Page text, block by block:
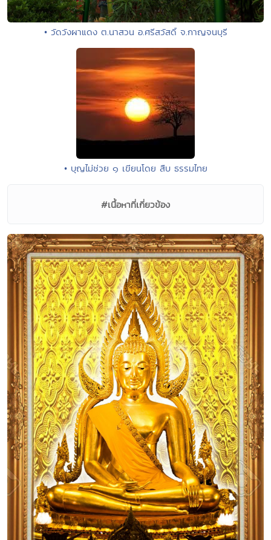
• วัดวังผาแดง ต.นาสวน อ.ศรีสวัสดิ์ จ.กาญจนบุรี
• บุญไม่ช่วย ๑ เขียนโดย สืบ ธรรมไทย
#เนื้อหาที่เกี่ยวข้อง